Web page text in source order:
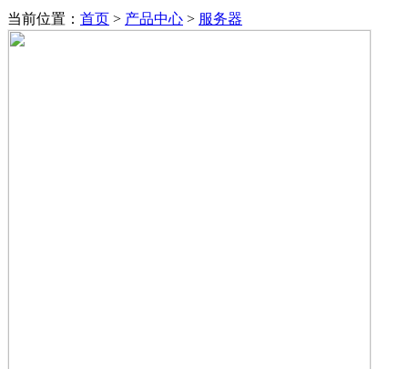
当前位置： 首页 > 产品中心 > 服务器